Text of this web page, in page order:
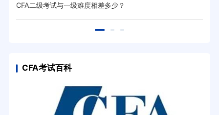
CFA二级考试与一级难度相差多少？
CFA考试百科